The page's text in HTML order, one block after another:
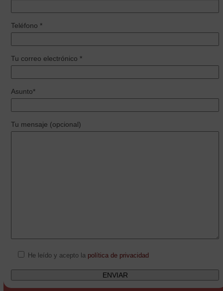
Teléfono *
Tu correo electrónico *
Asunto*
Tu mensaje (opcional)
He leído y acepto la política de privacidad